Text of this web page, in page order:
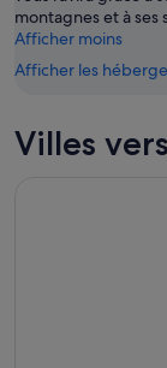
août
montagnes et à ses
Afficher moins
Afficher les
Villes